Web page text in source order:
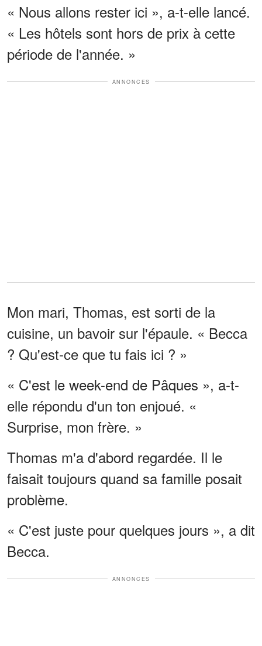
« Nous allons rester ici », a-t-elle lancé.
« Les hôtels sont hors de prix à cette
période de l'année. »
ANNONCES
Mon mari, Thomas, est sorti de la
cuisine, un bavoir sur l'épaule. « Becca
? Qu'est-ce que tu fais ici ? »
« C'est le week-end de Pâques », a-t-
elle répondu d'un ton enjoué. «
Surprise, mon frère. »
Thomas m'a d'abord regardée. Il le
faisait toujours quand sa famille posait
problème.
« C'est juste pour quelques jours », a dit
Becca.
ANNONCES